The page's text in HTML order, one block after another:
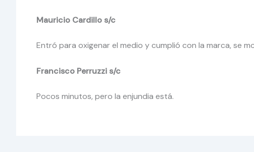
Mauricio Cardillo s/c
Entró para oxigenar el medio y cumplió con la marca, se
Francisco Perruzzi s/c
Pocos minutos, pero la enjundia está.